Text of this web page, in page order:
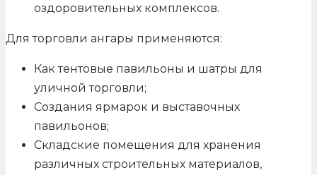
оздоровительных комплексов.
Для торговли ангары применяются:
Как тентовые павильоны и шатры для
уличной торговли;
Создания ярмарок и выставочных
павильонов;
Складские помещения для хранения
различных строительных материалов,